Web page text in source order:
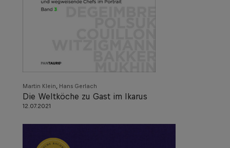
Martin Klein, Hans Gerlach
Die Weltköche zu Gast im Ikarus
12.07.2021